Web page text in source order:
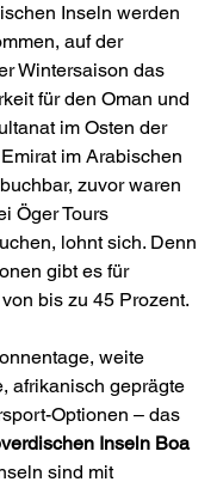
Inseln werden
auf der
Wintersaison das
für den Oman und
im Osten der
im Arabischen
zuvor waren
Öger Tours
lohnt sich. Denn
gibt es für
bis zu 45 Prozent.
weite
afrikanisch geprägte
Optionen – das
Inseln Boa
sind mit